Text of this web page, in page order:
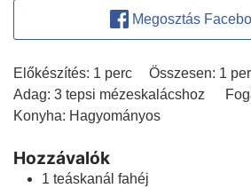
Megosztás
Előkészítés: 1 perc
perc Összesen: 1
Adag: 3 tepsi mézeskalácshoz
Konyha: Hagyományos
Hozzávalók
1 teáskanál fahéj